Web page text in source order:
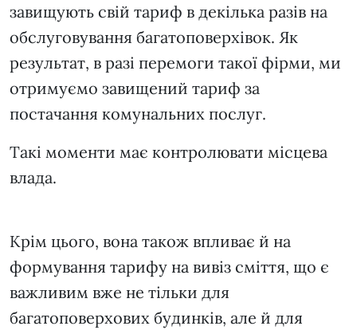
завищують свій тариф в декілька разів на
обслуговування багатоповерхівок. Як
результат, в разі перемоги такої фірми, ми
отримуємо завищений тариф за
постачання комунальних послуг.
Такі моменти має контролювати місцева
влада.
Крім цього, вона також впливає й на
формування тарифу на вивіз сміття, що є
важливим вже не тільки для
багатоповерхових будинків, але й для